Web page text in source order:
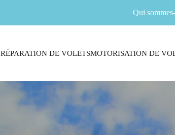
Qui
RÉPARATION DE VOLETSMOTORISATION DE